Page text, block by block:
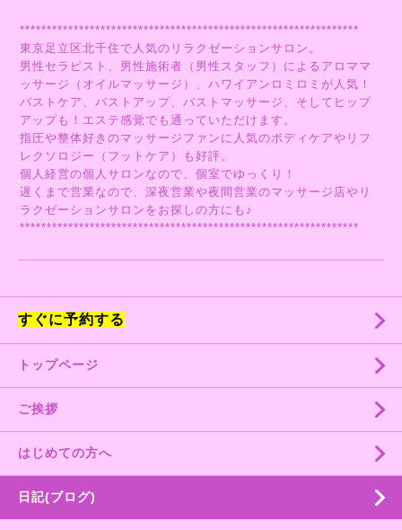
***************************************************************
東京足立区北千住で人気のリラクゼーションサロン。
男性セラピスト、男性施術者（男性スタッフ）によるアロママ
ッサージ（オイルマッサージ）、ハワイアンロミロミが人気！
バストケア、バストアップ、バストマッサージ、そしてヒップ
アップも！エステ感覚でも通っていただけます。
指圧や整体好きのマッサージファンに人気のボディケアやリフ
レクソロジー（フットケア）も好評。
個人経営の個人サロンなので、個室でゆっくり！
遅くまで営業なので、深夜営業や夜間営業のマッサージ店やリ
ラクゼーションサロンをお探しの方にも♪
***************************************************************
すぐに予約する
トップページ
ご挨拶
はじめての方へ
日記(ブログ)